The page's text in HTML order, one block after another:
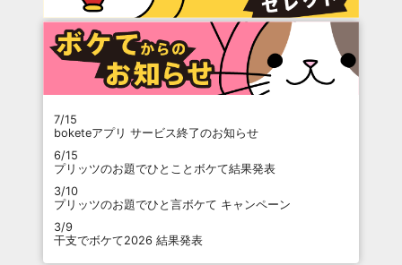
7/15
boketeアプリ サービス終了のお知らせ
6/15
プリッツのお題でひとことボケて結果発表
3/10
プリッツのお題でひと言ボケて キャンペーン
3/9
干支でボケて2026 結果発表